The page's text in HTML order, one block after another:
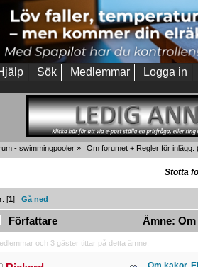
Sök Medlemmar Logga in
- swimmingpooler » Om forumet + Regler för inlägg.
Stötta
[1]Gå ned
Författare Ämne:
och 3 gäster tittar på detta ämne.